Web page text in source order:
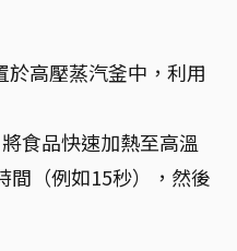
於高壓蒸汽釜中，利用
將食品快速加熱至高溫
間（例如15秒），然後